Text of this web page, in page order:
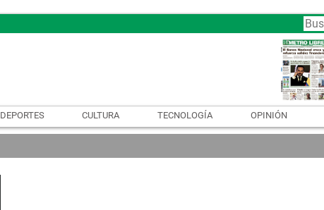
DEPORTES CULTURA TECNOLOGÍA OPINIÓN